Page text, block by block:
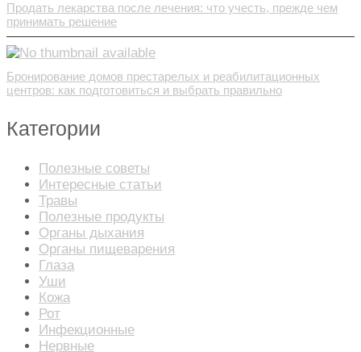
Продать лекарства после лечения: что учесть, прежде чем
принимать решение
Бронирование домов престарелых и реабилитационных
центров: как подготовиться и выбрать правильно
Категории
Полезные советы
Интересные статьи
Травы
Полезные продукты
Органы дыхания
Органы пищеварения
Глаза
Уши
Кожа
Рот
Инфекционные
Нервные